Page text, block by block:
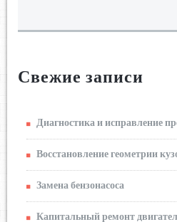
Свежие записи
Диагностика и исправление
Восстановление геометрии
Замена бензонасоса
Капитальный ремонт